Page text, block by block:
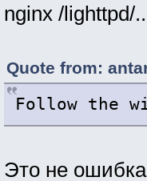
nginx /lighttpd/
Quote from:
Follow the
Это не